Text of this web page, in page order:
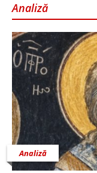
Analiză
Analiză